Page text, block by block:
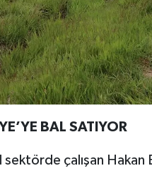
BAL SATIYOR
sektörde çalışan